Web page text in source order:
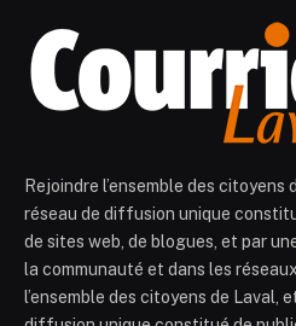
Rejoindre l’ensemble des citoyens
réseau de diffusion unique
de sites web, de blogues, et par
la communauté et dans les
l’ensemble des citoyens de Laval,